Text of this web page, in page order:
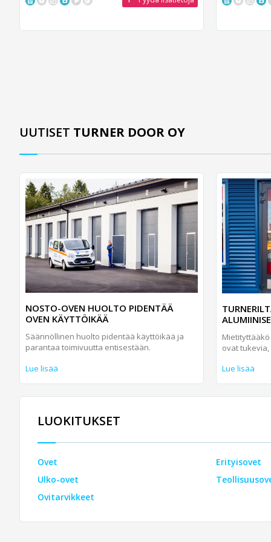
UUTISET TURNER DOOR OY
NOSTO-OVEN HUOLTO PIDENTÄÄ
OVEN KÄYTTÖIKÄÄ
Säännöllinen huolto pidentää käyttöikää ja
parantaa toimivuutta entisestään.
Lue lisää
ovat tukevia,
Lue lisää
LUOKITUKSET
Ovet
Ulko-ovet
Ovitarvikkeet
Erityisovet